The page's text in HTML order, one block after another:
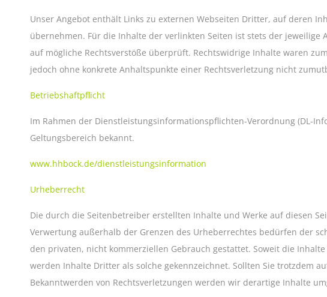
Unser Angebot enthält Links zu externen Webseiten Dritter, auf deren
übernehmen. Für die Inhalte der verlinkten Seiten ist stets der
auf mögliche Rechtsverstöße überprüft. Rechtswidrige Inhalte waren
jedoch ohne konkrete Anhaltspunkte einer Rechtsverletzung nicht
Betriebshaftpflicht
Im Rahmen der Dienstleistungsinformationspflichten-Verordnung (DL-
Geltungsbereich bekannt.
www.hhbock.de/dienstleistungsinformation
Urheberrecht
Die durch die Seitenbetreiber erstellten Inhalte und Werke auf diesen
Verwertung außerhalb der Grenzen des Urheberrechtes bedürfen der
den privaten, nicht kommerziellen Gebrauch gestattet. Soweit die
werden Inhalte Dritter als solche gekennzeichnet. Sollten Sie trotzdem
Bekanntwerden von Rechtsverletzungen werden wir derartige Inhalte